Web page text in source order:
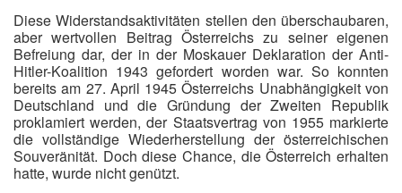
Diese Widerstandsaktivitäten stellen den überschaubaren,
aber wertvollen Beitrag Österreichs zu seiner eigenen
Befreiung dar, der in der Moskauer Deklaration der Anti-
Hitler-Koalition 1943 gefordert worden war. So konnten
bereits am 27. April 1945 Österreichs Unabhängigkeit von
Deutschland und die Gründung der Zweiten Republik
proklamiert werden, der Staatsvertrag von 1955 markierte
die vollständige Wiederherstellung der österreichischen
Souveränität. Doch diese Chance, die Österreich erhalten
hatte, wurde nicht genützt.